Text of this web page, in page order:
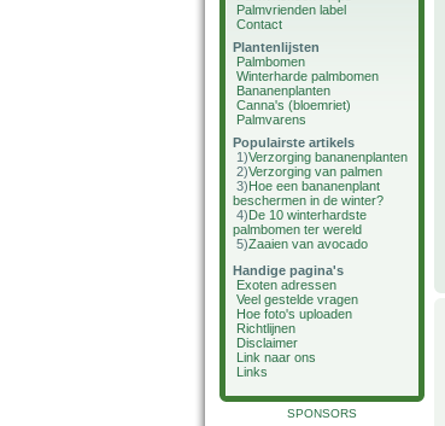
Palmvrienden label
Contact
Plantenlijsten
Palmbomen
Winterharde palmbomen
Bananenplanten
Canna's (bloemriet)
Palmvarens
Populairste artikels
1)Verzorging bananenplanten
2)Verzorging van palmen
3)Hoe een bananenplant
beschermen in de winter?
4)De 10 winterhardste
palmbomen ter wereld
5)Zaaien van avocado
Handige pagina's
Exoten adressen
Veel gestelde vragen
Hoe foto's uploaden
Richtlijnen
Disclaimer
Link naar ons
Links
SPONSORS